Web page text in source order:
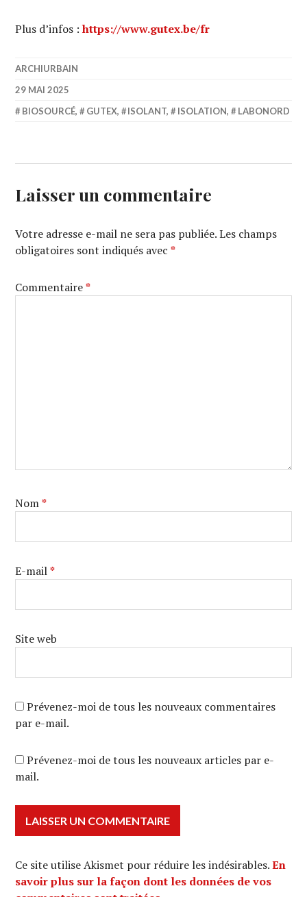
Plus d’infos :https://www.gutex.be/fr
ARCHIURBAIN
29 MAI 2025
BIOSOURCÉ, GUTEX, ISOLANT, ISOLATION, LABONORD
Laisser un commentaire
Votre adresse e-mail ne sera pas publiée. Les champs
obligatoires sont indiqués avec*
Commentaire*
Nom*
E-mail*
Site web
Prévenez-moi de tous les nouveaux commentaires
par e-mail.
Prévenez-moi de tous les nouveaux articles par e-
mail.
Ce site utilise Akismet pour réduire les indésirables.En
savoir plus sur la façon dont les données de vos